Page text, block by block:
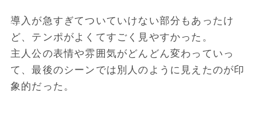
導入が急すぎてついていけない部分もあったけ
ど、テンポがよくてすごく見やすかった。
主人公の表情や雰囲気がどんどん変わっていっ
て、最後のシーンでは別人のように見えたのが印
象的だった。